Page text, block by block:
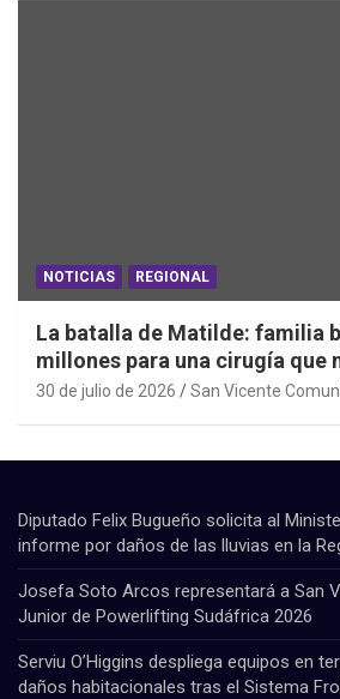
NOTICIAS REGIONAL
La batalla de Matilde: familia
millones para una cirugía que
esperar
30 de julio de 2026 San Vicente
Diputado Felix Bugueño solicita al
informe por daños de las lluvias en la
Josefa Soto Arcos representará a San
Junior de Powerlifting Sudáfrica 2026
Serviu O’Higgins despliega equipos en
daños habitacionales tras el Sistema